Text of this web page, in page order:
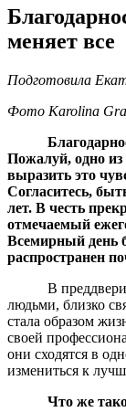
меняет все
Подготовила
Фото Karolina
Пожалуй, одно
выразить это
Согласитесь,
лет. В честь
отмечаемый
Всемирный день
распространен
В преддверии
людьми, близко
стала образом
своей
они сходятся в
измениться к
Что же такое